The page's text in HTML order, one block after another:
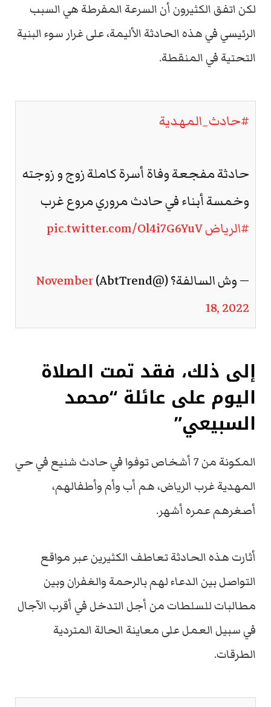
لكن اتفق الكثيرون أن السرعة المفرطة هي السبب
الرئيسي في هذه الحادثة الأليمة، على غرار سوء البنية
التحتية في المنقطة.
#حادث_المهدية
حادثة مفجعة وفاة أسرة كاملة زوج و زوجته
وخمسة أبناء في حادث مروري مروع غرب
#الرياضpic.twitter.com/Ol4i7G6YuV
— وش السالفة؟ (@AbtTrend)
November
18, 2022
إلى ذلك، فقد تمت الصلاة
اليوم على عائلة “محمد
السبيعي”
المكونة من 7 أشخاص توفوا في حادث شنيع في حي
المهدية غرب الرياض، هم أب وأم وأطفالهم،
أصغرهم عمره أشهر.
أثارت هذه الحادثة تعاطف الكثيرين عبر مواقع
التواصل بين الدعاء لهم بالرحمة والغفران وبين
مطالبات للسلطات من أجل التدخل في أقرب الآجال
في سبيل العمل على معاينة الحالة المتردية
الطرقات.